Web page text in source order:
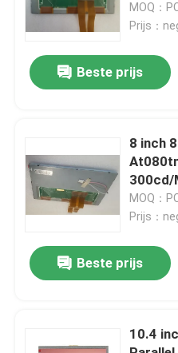
Fabriekstocht
Kwaliteitscontrole
Neem contact met ons
Nieuws
Computers alle-in-één
MOQ：
Prijs：
Beste prijs
8 inch
300cd/
MOQ：
Prijs：
Beste prijs
10.4